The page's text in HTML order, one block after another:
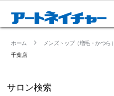
ホーム メンズトップ（増毛・かつら）
千葉店
サロン検索